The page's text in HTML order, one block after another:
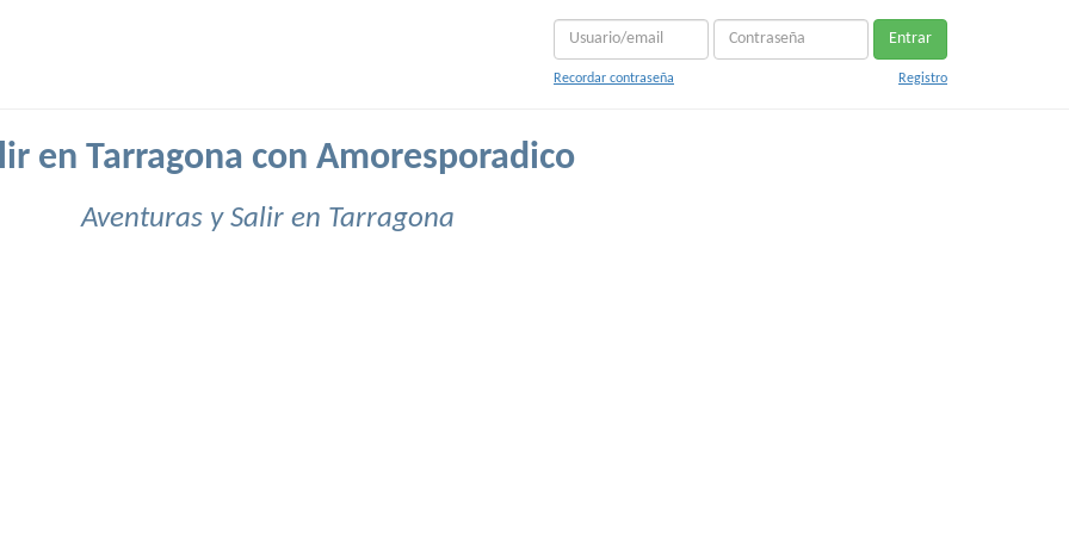
Entrar
Recordar contraseña Registro
en Tarragona con Amoresporadico
Aventuras y Salir en Tarragona